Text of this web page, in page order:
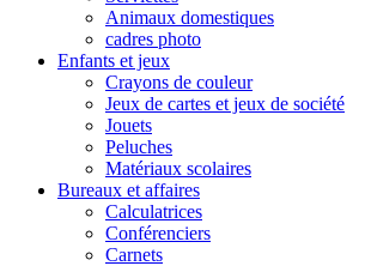
Animaux domestiques
cadres photo
Enfants et jeux
Crayons de couleur
Jeux de cartes et jeux de société
Jouets
Peluches
Matériaux scolaires
Bureaux et affaires
Calculatrices
Conférenciers
Carnets